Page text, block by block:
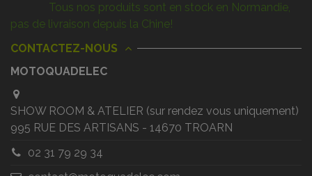
Tous nos produits sont en stock en Normandie,
pas de livraison depuis la Chine!
CONTACTEZ-NOUS
MOTOQUADELEC
SHOW ROOM & ATELIER (sur rendez vous uniquement)
995 RUE DES ARTISANS - 14670 TROARN
02 31 79 29 34